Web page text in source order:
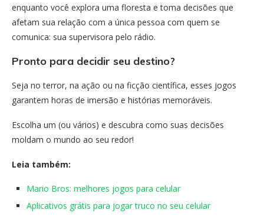
enquanto você explora uma floresta e toma decisões que
afetam sua relação com a única pessoa com quem se
comunica: sua supervisora pelo rádio.
Pronto para decidir seu destino?
Seja no terror, na ação ou na ficção científica, esses jogos
garantem horas de imersão e histórias memoráveis.
Escolha um (ou vários) e descubra como suas decisões
moldam o mundo ao seu redor!
Leia também:
Mario Bros: melhores jogos para celular
Aplicativos grátis para jogar truco no seu celular